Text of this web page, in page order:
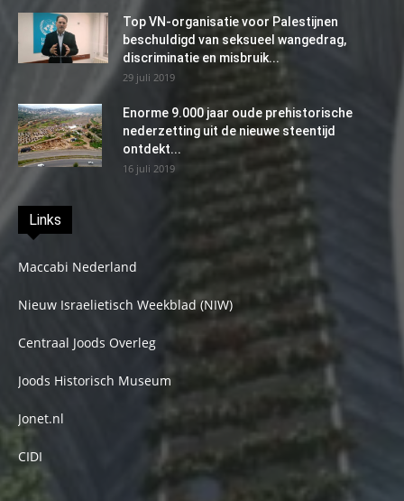
Top VN-organisatie voor Palestijnen
beschuldigd van seksueel wangedrag,
discriminatie en misbruik...
29 juli 2019
Enorme 9.000 jaar oude prehistorische
nederzetting uit de nieuwe steentijd
ontdekt...
16 juli 2019
Links
Maccabi Nederland
Nieuw Israelietisch Weekblad (NIW)
Centraal Joods Overleg
Joods Historisch Museum
Jonet.nl
CIDI